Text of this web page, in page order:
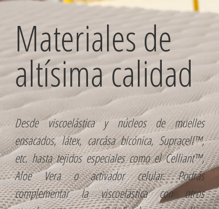
Materiales de
altísima calidad
Desde viscoelástica y núcleos de muelles
ensacados, látex, carcása bicónica, Supracell™,
etc. hasta tejidos especiales como el Celliant™,
Aloe Vera o activador celular. Podrás
complementar la viscoelástica con otros